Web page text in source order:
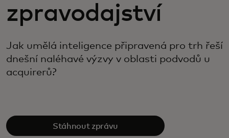
zpravodajství
Jak umělá inteligence připravená pro trh řeší
dnešní naléhavé výzvy v oblasti podvodů u
acquirerů?
Stáhnout zprávu